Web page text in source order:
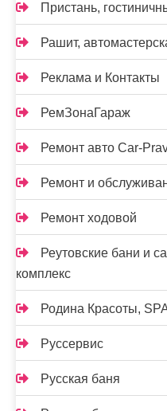
Пристань,
Рашит,
Реклама и Контакты
РемЗонаГараж
Ремонт авто Car-
Ремонт и
Ремонт ходовой
Реутовские бани и
комплекс
Родина Красоты,
Руссервис
Русская баня